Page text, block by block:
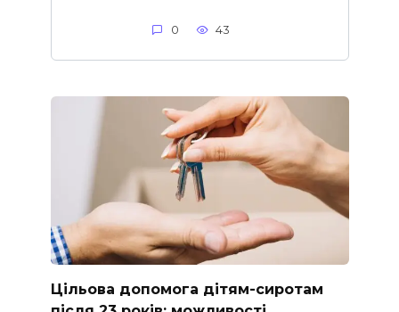
0 43
Цільова допомога дітям-сиротам